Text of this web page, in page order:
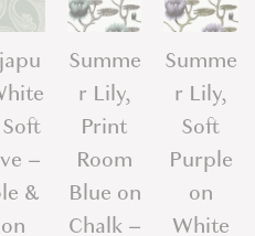
–
&
Summe
r Lily,
Print
Room
Blue on
Chalk –
Summe
r Lily,
Soft
Purple
on
White